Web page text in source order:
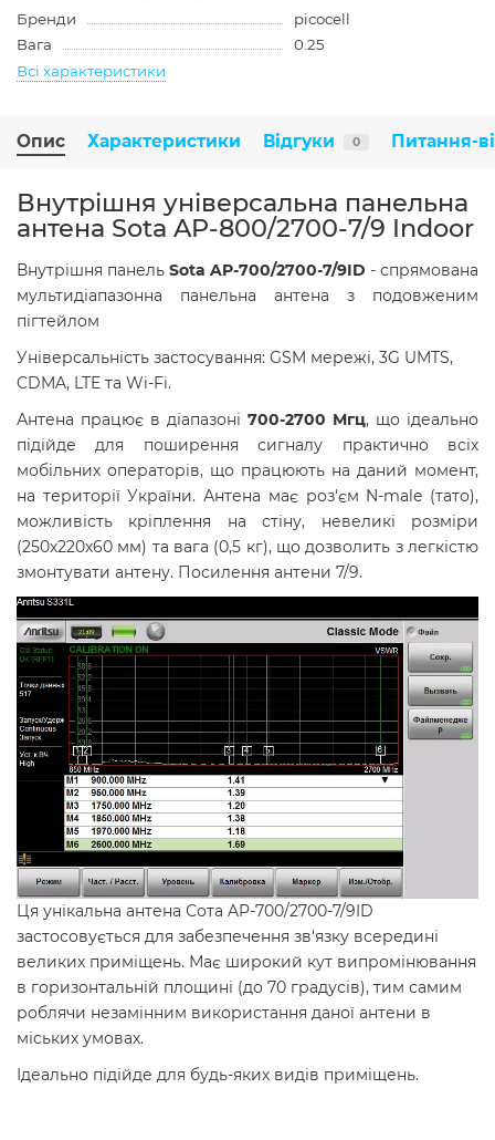
Бренди
picocell
Вага
0.25
Всі характеристики
Опис Характеристики Відгуки 0 Питання-
Внутрішня універсальна панельна
антена Sota AP-800/2700-7/9 Indoor
Внутрішня панель Sota AP-700/2700-7/9ID - спрямована
мультидіапазонна панельна антена з подовженим
пігтейлом
Універсальність застосування: GSM мережі, 3G UMTS,
CDMA, LTE та Wi-Fi.
Антена працює в діапазоні 700-2700 Мгц, що ідеально
підійде для поширення сигналу практично всіх
мобільних операторів, що працюють на даний момент,
на території України. Антена має роз'єм N-male (тато),
можливість кріплення на стіну, невеликі розміри
(250х220х60 мм) та вага (0,5 кг), що дозволить з легкістю
змонтувати антену. Посилення антени 7/9.
Ця унікальна антена Сота AP-700/2700-7/9ID
застосовується для забезпечення зв'язку всередині
великих приміщень. Має широкий кут випромінювання
в горизонтальній площині (до 70 градусів), тим самим
роблячи незамінним використання даної антени в
міських умовах.
Ідеально підійде для будь-яких видів приміщень.